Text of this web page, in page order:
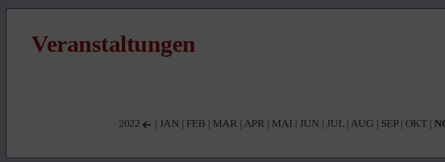
Veranstaltungen
2022 | JAN | FEB | MAR| APR| MAI | JUN | JUL| AUG | SEP| OKT|